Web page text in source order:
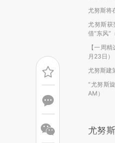
尤努斯将
尤努斯获
借“东风”
【一周
月23日）
尤努斯建
“尤努斯
AM）
尤努